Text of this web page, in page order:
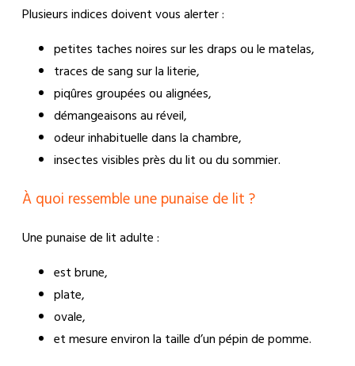
Plusieurs indices doivent vous alerter :
petites taches noires sur les draps ou le matelas,
traces de sang sur la literie,
piqûres groupées ou alignées,
démangeaisons au réveil,
odeur inhabituelle dans la chambre,
insectes visibles près du lit ou du sommier.
À quoi ressemble une punaise de lit ?
Une punaise de lit adulte :
est brune,
plate,
ovale,
et mesure environ la taille d’un pépin de pomme.